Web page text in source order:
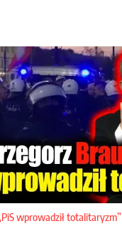
wprowadził totalitaryzm”